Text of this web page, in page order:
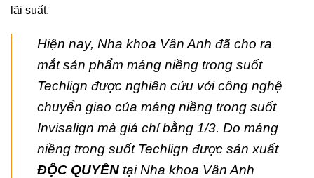
lãi suất.
Hiện nay, Nha khoa Vân Anh đã cho ra
mắt sản phẩm máng niềng trong suốt
Techlign được nghiên cứu với công nghệ
chuyển giao của máng niềng trong suốt
Invisalign mà giá chỉ bằng 1/3. Do máng
niềng trong suốt Techlign được sản xuất
ĐỘC QUYỀN tại Nha khoa Vân Anh